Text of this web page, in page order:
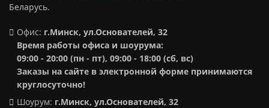
Беларусь.
Офис: г.Минск, ул.Основателей, 32
Время работы офиса и шоурума:
09:00 - 20:00 (пн - пт), 09:00 - 18:00 (сб, вс)
Заказы на сайте в электронной форме принимаются
круглосуточно!
Шоурум: г.Минск, ул.Основателей, 32